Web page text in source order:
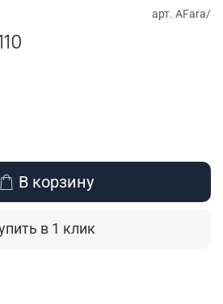
арт. AFara/
В корзину
в 1 клик